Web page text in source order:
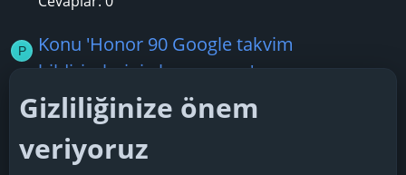
P
Konu 'Honor 90 Google takvim
bildirimlerini alamıyorum'
Promets
23 Şubat 2025
Cevaplar: 1
Konu 'Yandex haritalarda radarlar doğru
Gizliliğinize önem
veriyoruz